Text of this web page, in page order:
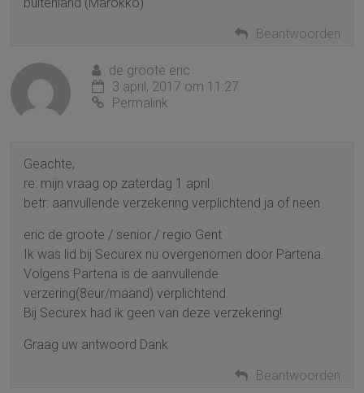
Beantwoorden
de groote eric
3 april, 2017 om 11:27
Permalink
Geachte,
re: mijn vraag op zaterdag 1 april
betr: aanvullende verzekering verplichtend ja of neen
eric de groote / senior / regio Gent
Ik was lid bij Securex nu overgenomen door Partena.
Volgens Partena is de aanvullende
verzering(8eur/maand) verplichtend.
Bij Securex had ik geen van deze verzekering!
Graag uw antwoord Dank
Beantwoorden